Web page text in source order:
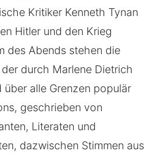
Kritiker Kenneth Tynan
Hitler und den Krieg
des Abends stehen die
durch Marlene Dietrich
alle Grenzen populär
geschrieben von
Literaten und
dazwischen Stimmen aus